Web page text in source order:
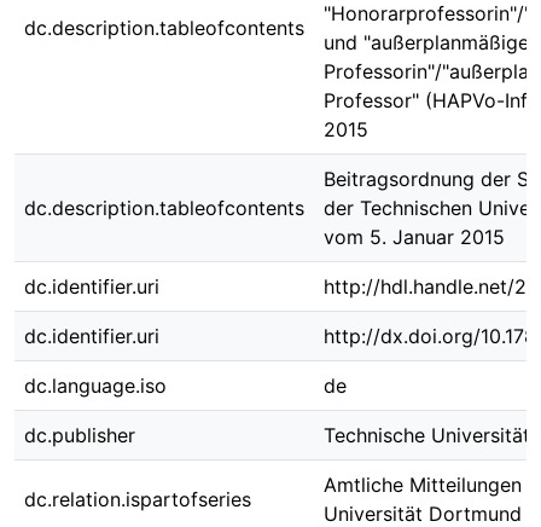
dc.description.tableofcontents
"Honorarprofessorin"/
und "außerplanmäßige
Professorin"/
Professor" (HAPVo-
2015
dc.description.tableofcontents
Beitragsordnung der
der Technischen
vom 5. Januar 2015
dc.identifier.uri http://hdl.handle.net/
dc.identifier.uri http://dx.doi.org/
dc.language.iso de
dc.publisher Technische Universität
dc.relation.ispartofseries
Amtliche Mitteilungen
Universität Dortmund ;